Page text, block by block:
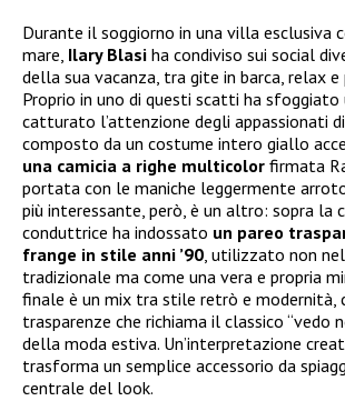
Durante il soggiorno in una villa esclusiva
mare, Ilary Blasi ha condiviso sui social
della sua vacanza, tra gite in barca, relax e
Proprio in uno di questi scatti ha
catturato l’attenzione degli appassionati
composto da un costume intero giallo
una camicia a righe multicolor firmata
portata con le maniche leggermente
più interessante, però, è un altro: sopra la
conduttrice ha indossato un pareo
frange in stile anni ’90, utilizzato non
tradizionale ma come una vera e propria
finale è un mix tra stile retrò e modernità,
trasparenze che richiama il classico “vedo
della moda estiva. Un’interpretazione
trasforma un semplice accessorio da
centrale del look.